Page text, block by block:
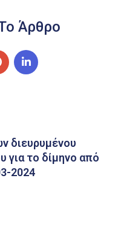
Άρθρο
διευρυμένου
για το δίμηνο από
2024